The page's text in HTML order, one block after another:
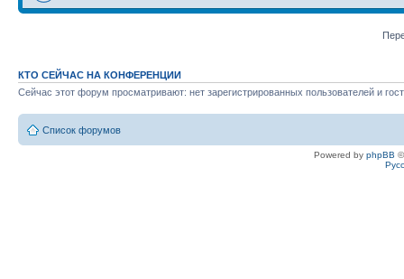
КТО СЕЙЧАС НА КОНФЕРЕНЦИИ
Сейчас этот форум просматривают: нет зарегистрированных пользователей и
Список форумов
Powered by phpBB